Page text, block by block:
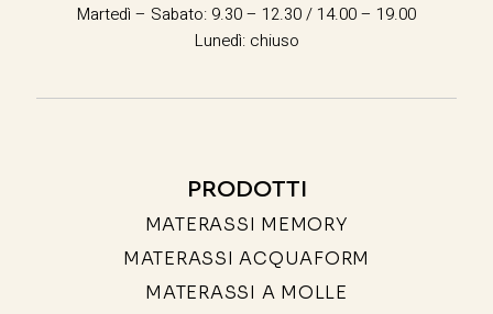
Martedì – Sabato: 9.30 – 12.30 / 14.00 – 19.00
Lunedì: chiuso
PRODOTTI
MATERASSI MEMORY
MATERASSI ACQUAFORM
MATERASSI A MOLLE